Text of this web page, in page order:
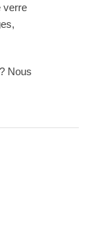
verre
Nous